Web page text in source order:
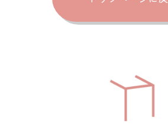
恩会、オンライン飲み会、懇親会、
自宅でちょっとした贅沢を楽しみた